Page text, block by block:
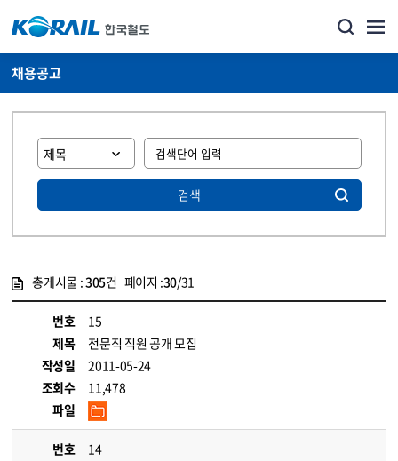
채용공고
검색
총게시물 :305건 페이지 :30/31
번호
15
제목
전문직 직원 공개 모집
작성일
2011-05-24
조회수
11,478
파일
번호
14